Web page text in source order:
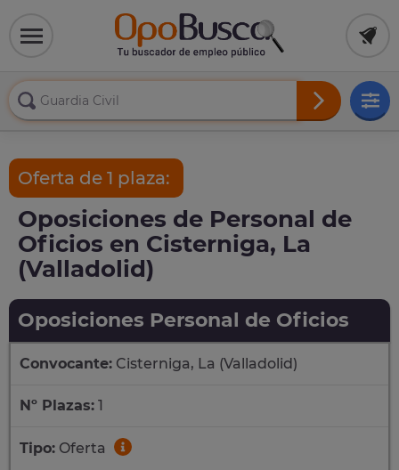
Oferta de 1 plaza:
Oposiciones de Personal de
Oficios en Cisterniga, La
(Valladolid)
Oposiciones Personal de Oficios
Convocante: Cisterniga, La (Valladolid)
Nº Plazas: 1
Tipo: Oferta